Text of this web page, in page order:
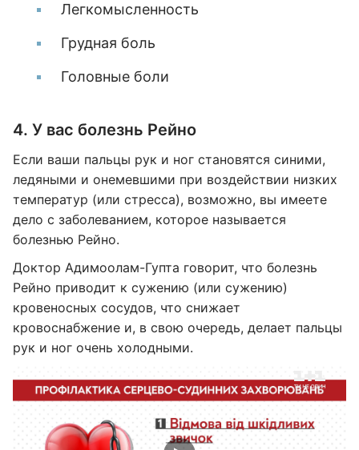
Легкомысленность
Грудная боль
Головные боли
4. У вас болезнь Рейно
Если ваши пальцы рук и ног становятся синими,
ледяными и онемевшими при воздействии низких
температур (или стресса), возможно, вы имеете
дело с заболеванием, которое называется
болезнью Рейно.
Доктор Адимоолам-Гупта говорит, что болезнь
Рейно приводит к сужению (или сужению)
кровеносных сосудов, что снижает
кровоснабжение и, в свою очередь, делает пальцы
рук и ног очень холодными.